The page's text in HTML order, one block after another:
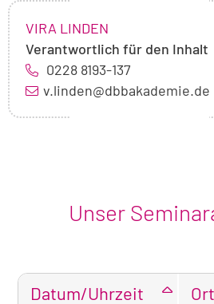
NAME:
VIRA LINDEN
Verantwortlich für den Inhalt
0228 8193-137
v.linden@dbbakademie.de
Unser
Datum/Uhrzeit Ort